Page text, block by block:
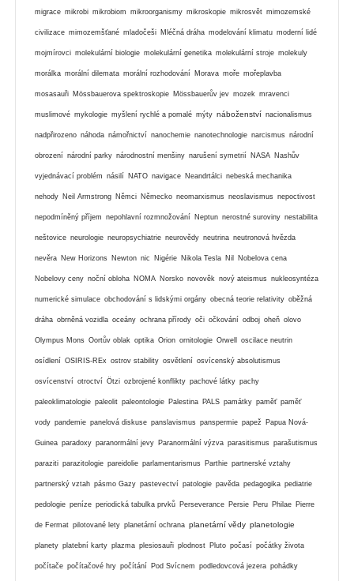
migrace mikrobi mikrobiom mikroorganismy mikroskopie mikrosvět mimozemské
civilizace mimozemšťané mladočeši Mléčná dráha modelování klimatu moderní lidé
mojmírovci molekulární biologie molekulární genetika molekulární stroje molekuly
morálka morální dilemata morální rozhodování Morava moře mořeplavba
mosasauři Mössbauerova spektroskopie Mössbauerův jev mozek mravenci
muslimové mykologie myšlení rychlé a pomalé mýty náboženství nacionalismus
nadpřirozeno náhoda námořnictví nanochemie nanotechnologie narcismus národní
obrození národní parky národnostní menšiny narušení symetrií NASA Nashův
vyjednávací problém násilí NATO navigace Neandrtálci nebeská mechanika
nehody Neil Armstrong Němci Německo neomarxismus neoslavismus nepoctivost
nepodmíněný příjem nepohlavní rozmnožování Neptun nerostné suroviny nestabilita
neštovice neurologie neuropsychiatrie neurovědy neutrina neutronová hvězda
nevěra New Horizons Newton nic Nigérie Nikola Tesla Nil Nobelova cena
Nobelovy ceny noční obloha NOMA Norsko novověk nový ateismus nukleosyntéza
numerické simulace obchodování s lidskými orgány obecná teorie relativity oběžná
dráha obrněná vozidla oceány ochrana přírody oči očkování odboj oheň olovo
Olympus Mons Oortův oblak optika Orion ornitologie Orwell oscilace neutrin
osídlení OSIRIS-REx ostrov stability osvětlení osvícenský absolutismus
osvícenství otroctví Ötzi ozbrojené konflikty pachové látky pachy
paleoklimatologie paleolit paleontologie Palestina PALS památky paměť paměť
vody pandemie panelová diskuse panslavismus panspermie papež Papua Nová-
Guinea paradoxy paranormální jevy Paranormální výzva parasitismus parašutismus
paraziti parazitologie pareidolie parlamentarismus Parthie partnerské vztahy
partnerský vztah pásmo Gazy pastevectví patologie pavěda pedagogika pediatrie
pedologie peníze periodická tabulka prvků Perseverance Persie Peru Philae Pierre
de Fermat pilotované lety planetární ochrana planetární vědy planetologie
planety platební karty plazma plesiosauři plodnost Pluto počasí počátky života
počítače počítačové hry počítání Pod Svícnem podledovcová jezera pohádky